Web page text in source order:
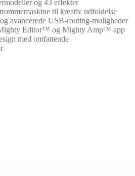
og 43 effekter
til kreativ udfoldelse
avancerede USB-routing-muligheder
Editor™ og Mighty Amp™ app
med omfattende